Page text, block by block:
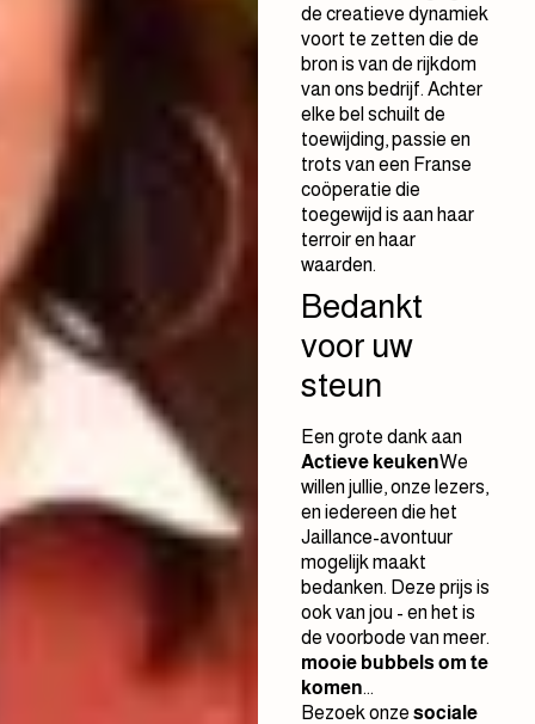
de creatieve dynamiek
voort te zetten die de
bron is van de rijkdom
van ons bedrijf. Achter
elke bel schuilt de
toewijding, passie en
trots van een Franse
coöperatie die
toegewijd is aan haar
terroir en haar
waarden.
Bedankt
voor uw
steun
Een grote dank aan
Actieve keukenWe
willen jullie, onze lezers,
en iedereen die het
Jaillance-avontuur
mogelijk maakt
bedanken. Deze prijs is
ook van jou - en het is
de voorbode van meer.
mooie bubbels om te
komen...
Bezoek onze sociale